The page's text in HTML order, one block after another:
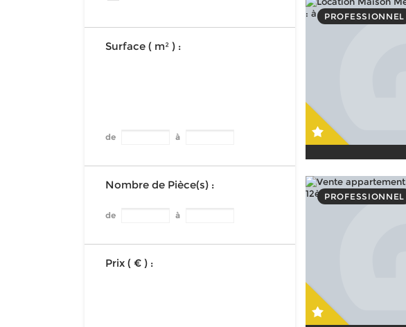
Surface ( m² ) :
de à
Nombre de Pièce(s) :
de à
Prix ( € ) :
PROFESSIONNEL
PROFESSIONNEL